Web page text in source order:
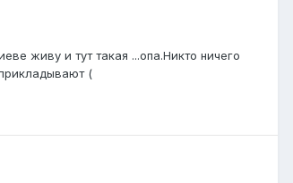
живу и тут такая ...опа.Никто ничего
(